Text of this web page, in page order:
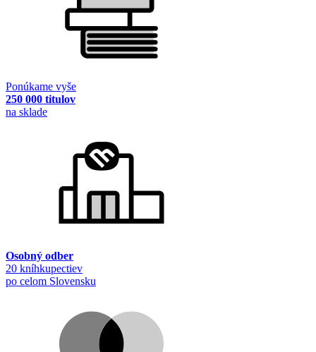
Ponúkame vyše
250 000 titulov
na sklade
Osobný odber
20 kníhkupectiev
po celom Slovensku